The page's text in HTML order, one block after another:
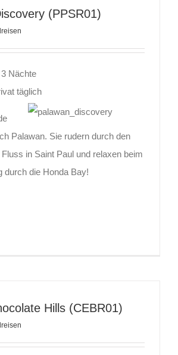
(PPSR01)
Nächte
täglich
Palawan. Sie rudern durch den
in Saint Paul und relaxen beim
durch die Honda Bay!
Hills (CEBR01)